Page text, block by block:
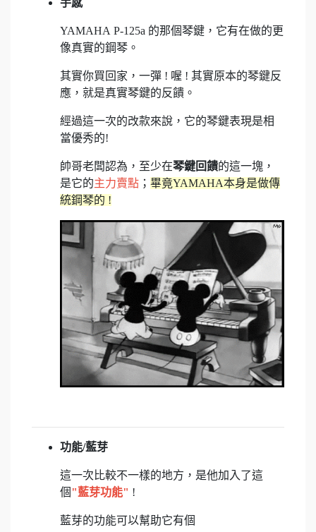
手感
YAMAHA P-125a 的那個琴鍵，它有在做的更
像真實的鋼琴。
其實你買回家，一彈 ! 喔 ! 其實原本的琴鍵反
應，就是真實琴鍵的反饋。
經過這一次的改款來說，它的琴鍵表現是相
當優秀的!
帥哥老闆認為，至少在琴鍵回饋的這一塊，
是它的主力賣點 ； 畢竟YAMAHA本身是做傳
統鋼琴的 !
功能/藍芽
這一次比較不一樣的地方，是他加入了這
個"藍芽功能" !
藍芽的功能可以幫助它有個